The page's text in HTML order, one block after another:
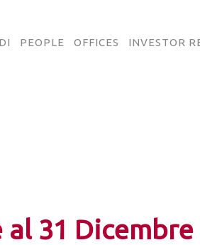
PEOPLE OFFICES INVESTOR
31 Dicembre